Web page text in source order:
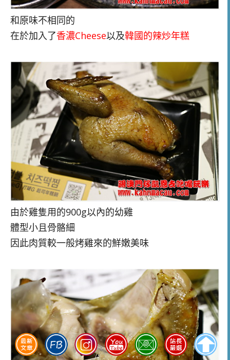
和原味不相同的
在於加入了香濃Cheese以及韓國的辣炒年糕
由於雞隻用的900g以內的幼雞
體型小且骨骼細
因此肉質較一般烤雞來的鮮嫩美味